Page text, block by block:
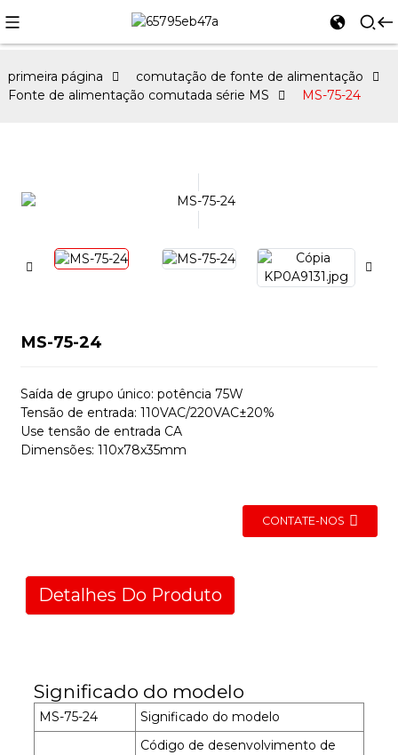
primeira página
comutação de fonte de alimentação
Fonte de alimentação comutada série MS
MS-75-24
MS-75-24
Saída de grupo único: potência 75W
Tensão de entrada: 110VAC/220VAC±20%
Use tensão de entrada CA
Dimensões: 110x78x35mm
CONTATE-NOS
Detalhes Do Produto
Significado do modelo
MS-75-24 Significado do modelo
Código de desenvolvimento de